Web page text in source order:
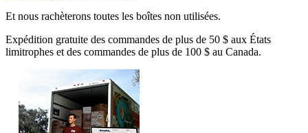
Et nous rachèterons toutes les boîtes non utilisées.
Expédition gratuite des commandes de plus de 50 $ aux États
limitrophes et des commandes de plus de 100 $ au Canada.